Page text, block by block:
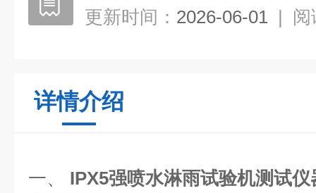
更新时间： 2026-06-01 | 阅
详情介绍
一、 IPX5强喷水淋雨试验机测试仪